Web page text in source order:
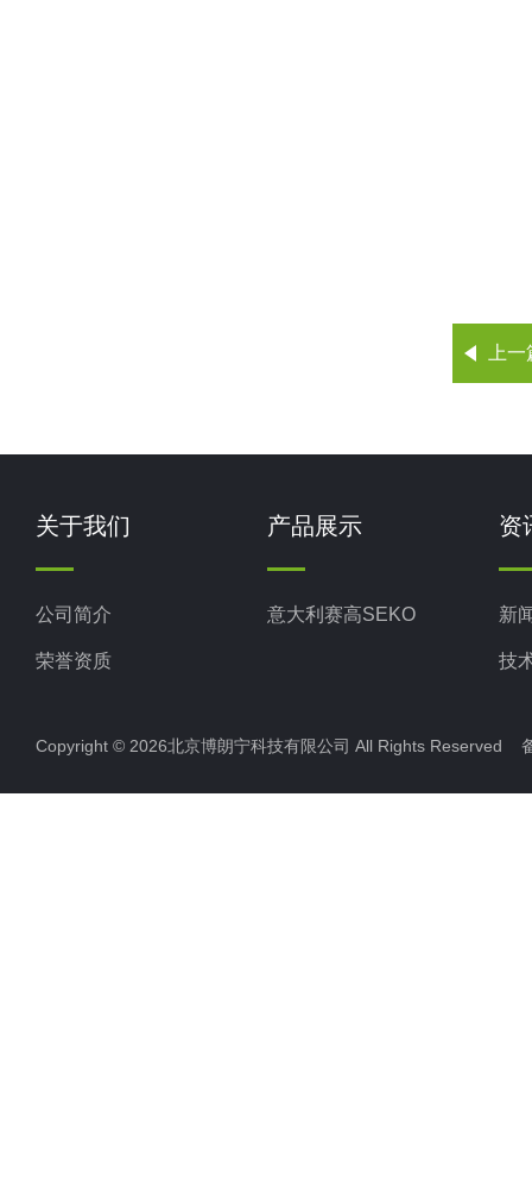
上
关于我们
公司简介
荣誉资质
产品展示
意大利赛高SEKO
资
新
技
Copyright © 2026北京博朗宁科技有限公司 All Rights Reserved